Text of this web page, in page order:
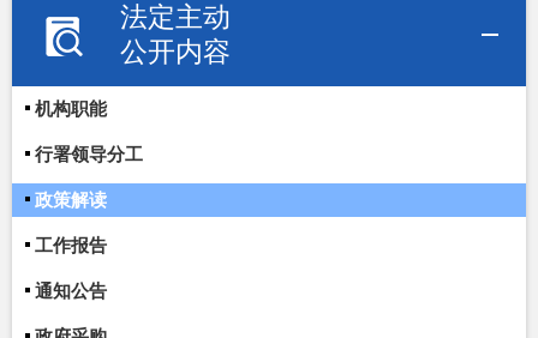
法定主动
公开内容
机构职能
行署领导分工
政策解读
工作报告
通知公告